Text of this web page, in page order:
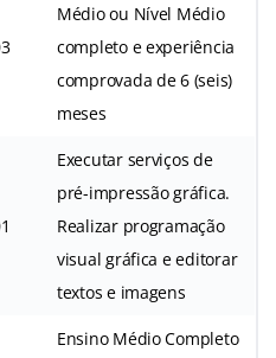
Médio ou Nível Médio
completo e experiência
comprovada de 6 (seis)
meses
Executar serviços de
pré-impressão gráfica.
Realizar programação
visual gráfica e editorar
textos e imagens
Ensino Médio Completo